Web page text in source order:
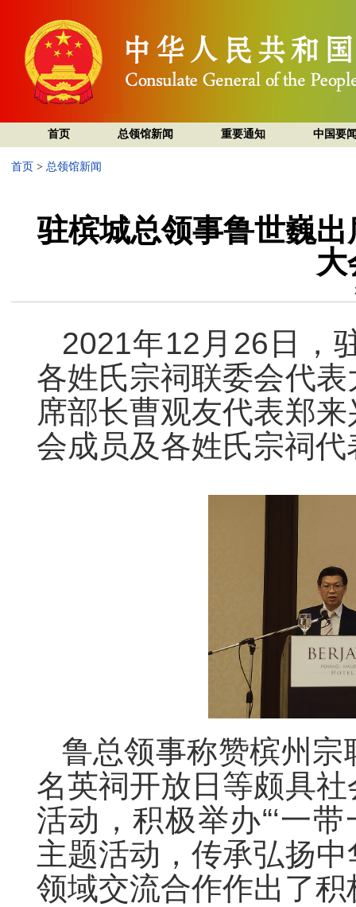
首页 总领馆新闻 重要通知 中国要
首页 > 总领馆新闻
驻槟城总领事鲁世巍
大
2021年12月26日，
各姓氏宗祠联委会代
席部长曹观友代表郑
会成员及各姓氏宗祠
鲁总领事称赞槟州宗
名英祠开放日等颇具
活动，积极举办“‘一
主题活动，传承弘扬
领域交流合作作出了积